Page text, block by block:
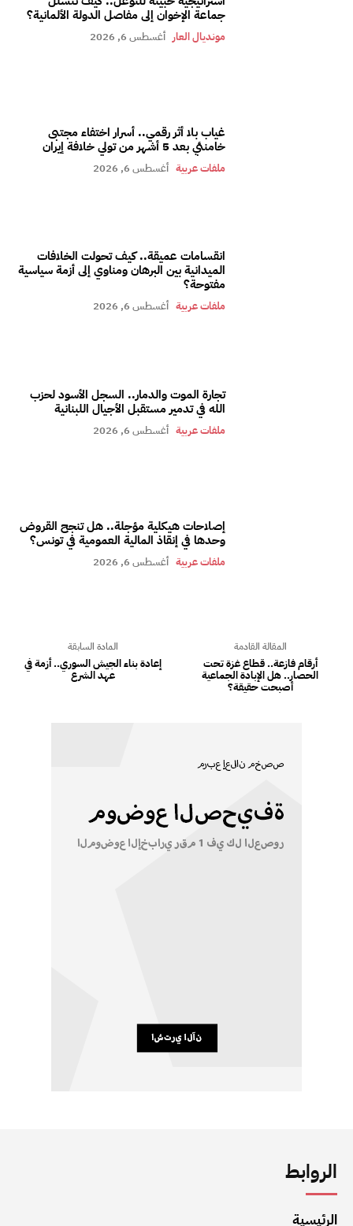
جماعة الإخوان إلى مفاصل الدولة الألمانية؟
مونديال العار أغسطس 6, 2026
غياب بلا أثر رقمي.. أسرار اختفاء مجتبى
خامنئي بعد 5 أشهر من تولي خلافة إيران
ملفات عربية أغسطس 6, 2026
انقسامات عميقة.. كيف تحولت الخلافات
الميدانية بين البرهان ومناوي إلى أزمة سياسية
مفتوحة؟
ملفات عربية أغسطس 6, 2026
تجارة الموت والدمار.. السجل الأسود لحزب
الله في تدمير مستقبل الأجيال اللبنانية
ملفات عربية أغسطس 6, 2026
إصلاحات هيكلية مؤجلة.. هل تنجح القروض
وحدها في إنقاذ المالية العمومية في تونس؟
ملفات عربية أغسطس 6, 2026
المادة السابقة
إعادة بناء الجيش السوري.. أزمة في
عهد الشرع
المقالة القادمة
أرقام فازعة.. قطاع غزة تحت
الحصار.. هل الإبادة الجماعية
أصبحت حقيقة؟
الروابط
الرئيسية